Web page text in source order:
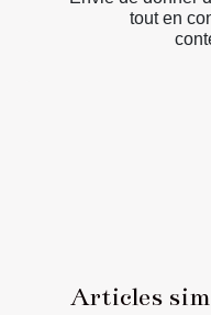
tout en
Articles